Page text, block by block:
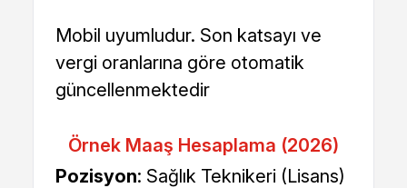
Mobil uyumludur. Son katsayı ve
vergi oranlarına göre otomatik
güncellenmektedir
Örnek Maaş Hesaplama (2026)
Pozisyon: Sağlık Teknikeri (Lisans)